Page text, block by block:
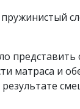
матраса и